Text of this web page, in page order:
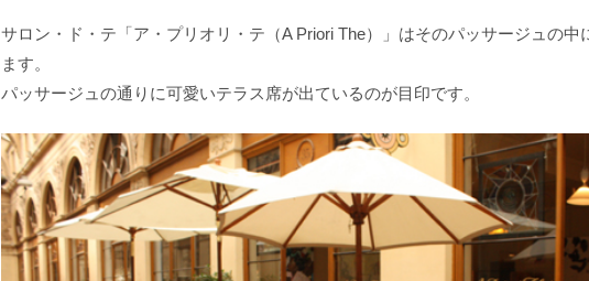
サロン・ド・テ「ア・プリオリ・テ（A Priori The）」はそのパッサージュの中
ます。
パッサージュの通りに可愛いテラス席が出ているのが目印です。